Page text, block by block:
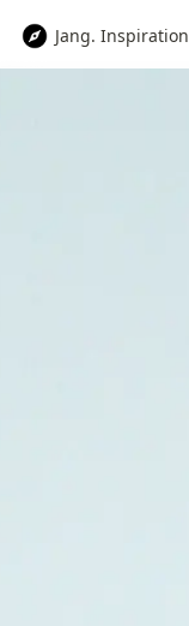
Jang. Inspiration